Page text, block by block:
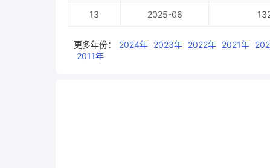
13 2025-06
更多年份： 2024年 2023年 2022年 2021年
2011年